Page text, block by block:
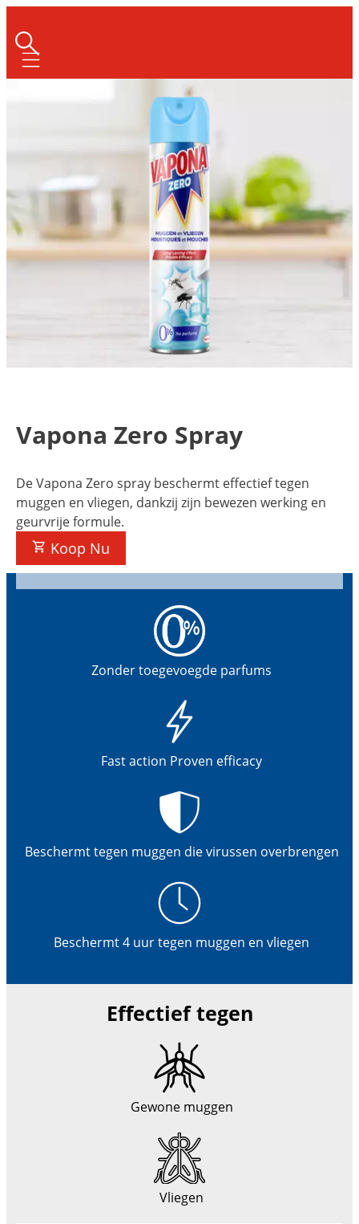
Mobile navigation
Vapona Zero Spray
De Vapona Zero spray beschermt effectief tegen
muggen en vliegen, dankzij zijn bewezen werking en
geurvrije formule.
Koop Nu
Zonder toegevoegde parfums
Fast action Proven efficacy
Beschermt tegen muggen die virussen overbrengen
Beschermt 4 uur tegen muggen en vliegen
Effectief tegen
Gewone muggen
Vliegen